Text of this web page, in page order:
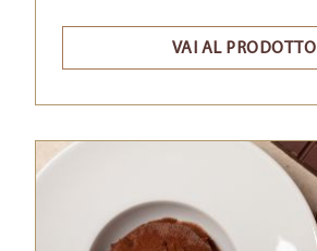
VAI AL PRODOTTO